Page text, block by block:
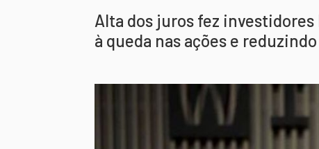
Alta dos juros fez
à queda nas ações e